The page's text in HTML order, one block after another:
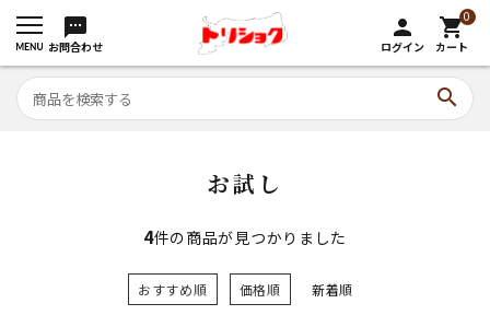
sms
お問合わせ
person
ログイン
0
shopping_cart
カート
search
お試し
4件の商品が見つかりました
おすすめ順 価格順 新着順